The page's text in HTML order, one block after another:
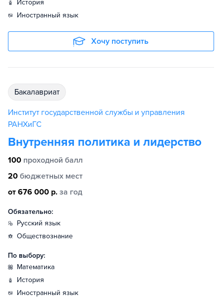
история
иностранный язык
Хочу поступить
бакалавриат
Институт государственной службы и управления
РАНХиГС
Внутренняя политика и лидерство
100 проходной балл
20 бюджетных мест
от 676 000 р. за год
Обязательно:
русский язык
обществознание
По выбору:
математика
история
иностранный язык